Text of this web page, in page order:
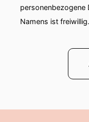
personenbezogene
Namens ist freiwillig.